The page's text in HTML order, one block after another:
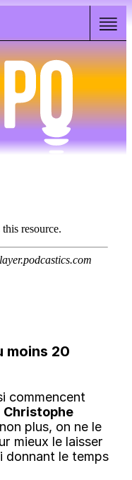
moins 20
commencent
Christophe
plus, on ne le
mieux le laisser
donnant le temps